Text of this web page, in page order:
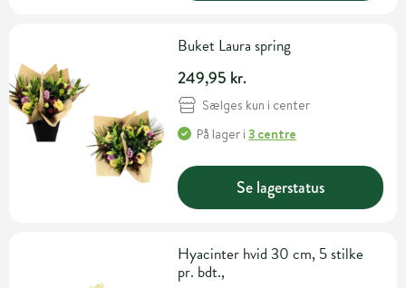
Buket Laura spring
249,95 kr.
Sælges kun i center
På lager i3 centre
Se lagerstatus
Hyacinter hvid 30 cm, 5 stilke
pr. bdt.,